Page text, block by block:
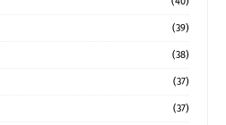
(39)
(38)
(37)
(37)